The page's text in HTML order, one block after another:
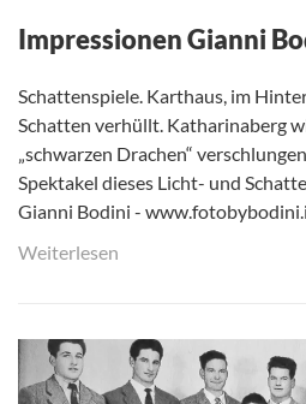
Impressionen Gianni
Schattenspiele. Karthaus, im
Schatten verhüllt. Katharinaberg
„schwarzen Drachen“
Spektakel dieses Licht- und
Gianni Bodini -
Weiterlesen